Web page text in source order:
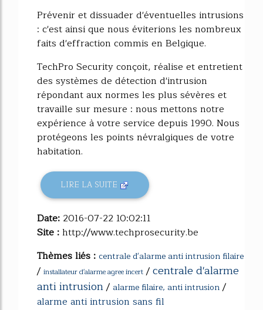
Prévenir et dissuader d'éventuelles intrusions
: c'est ainsi que nous éviterions les nombreux
faits d'effraction commis en Belgique.
TechPro Security conçoit, réalise et entretient
des systèmes de détection d'intrusion
répondant aux normes les plus sévères et
travaille sur mesure : nous mettons notre
expérience à votre service depuis 1990. Nous
protégeons les points névralgiques de votre
habitation.
LIRE LA SUITE
Date: 2016-07-22 10:02:11
Site :http://www.techprosecurity.be
Thèmes liés : centrale d'alarme anti intrusion filaire
/ installateur d'alarme agree incert /centrale d'alarme
anti intrusion/ alarme filaire, anti intrusion/
alarme anti intrusion sans fil